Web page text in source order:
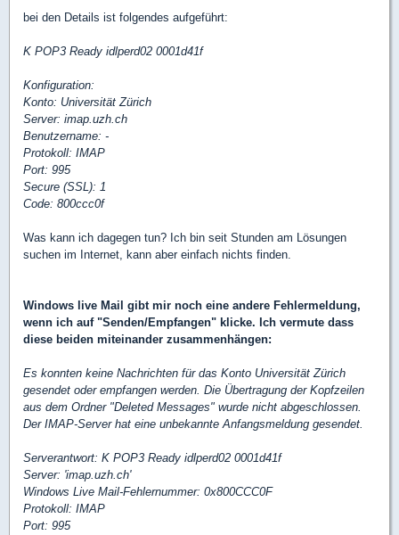
bei den Details ist folgendes aufgeführt:
K POP3 Ready idlperd02 0001d41f
Konfiguration:
Konto: Universität Zürich
Server: imap.uzh.ch
Benutzername: -
Protokoll: IMAP
Port: 995
Secure (SSL): 1
Code: 800ccc0f
Was kann ich dagegen tun? Ich bin seit Stunden am Lösungen
suchen im Internet, kann aber einfach nichts finden.
Windows live Mail gibt mir noch eine andere Fehlermeldung,
wenn ich auf "Senden/Empfangen" klicke. Ich vermute dass
diese beiden miteinander zusammenhängen:
Es konnten keine Nachrichten für das Konto Universität Zürich
gesendet oder empfangen werden. Die Übertragung der Kopfzeilen
aus dem Ordner "Deleted Messages" wurde nicht abgeschlossen.
Der IMAP-Server hat eine unbekannte Anfangsmeldung gesendet.
Serverantwort: K POP3 Ready idlperd02 0001d41f
Server: 'imap.uzh.ch'
Windows Live Mail-Fehlernummer: 0x800CCC0F
Protokoll: IMAP
Port: 995